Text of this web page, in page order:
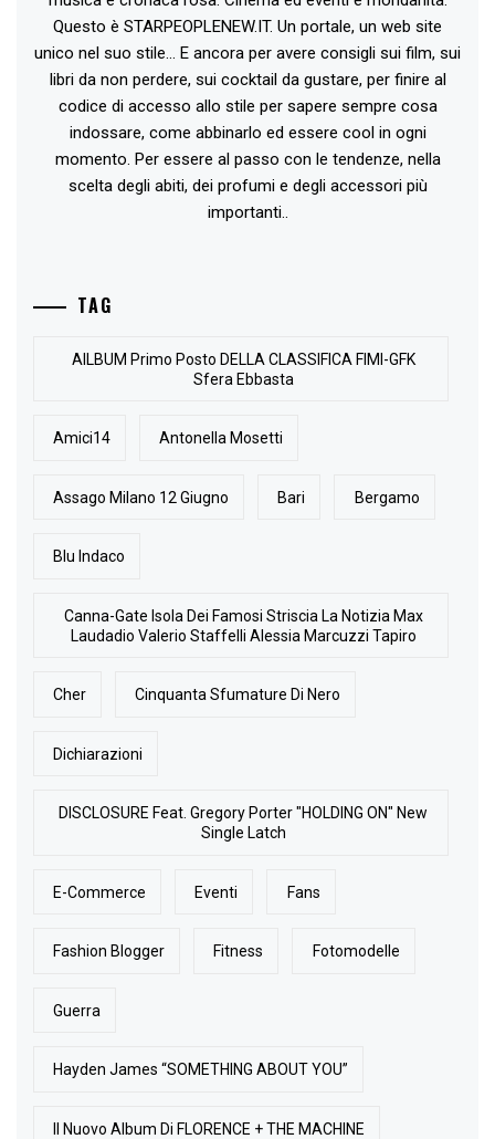
Questo è STARPEOPLENEW.IT. Un portale, un web site
unico nel suo stile... E ancora per avere consigli sui film, sui
libri da non perdere, sui cocktail da gustare, per finire al
codice di accesso allo stile per sapere sempre cosa
indossare, come abbinarlo ed essere cool in ogni
momento. Per essere al passo con le tendenze, nella
scelta degli abiti, dei profumi e degli accessori più
importanti..
TAG
AlLBUM Primo Posto DELLA CLASSIFICA FIMI-GFK
Sfera Ebbasta
Amici14 Antonella Mosetti
Assago Milano 12 Giugno Bari Bergamo
Blu Indaco
Canna-Gate Isola Dei Famosi Striscia La Notizia Max
Laudadio Valerio Staffelli Alessia Marcuzzi Tapiro
Cher Cinquanta Sfumature Di Nero
Dichiarazioni
DISCLOSURE Feat. Gregory Porter "HOLDING ON" New
Single Latch
E-Commerce Eventi Fans
Fashion Blogger Fitness Fotomodelle
Guerra
Hayden James “SOMETHING ABOUT YOU”
Il Nuovo Album Di FLORENCE + THE MACHINE